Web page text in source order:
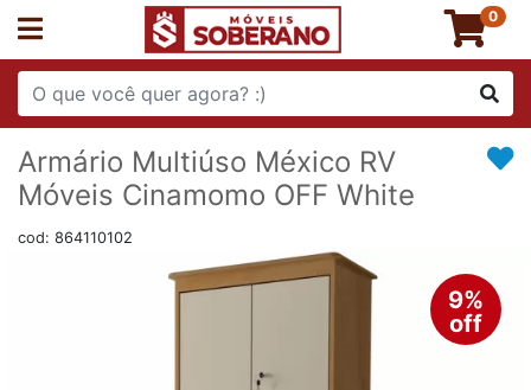
0
Armário Multiúso México RV
Móveis Cinamomo OFF White
cod: 864110102
9%
off